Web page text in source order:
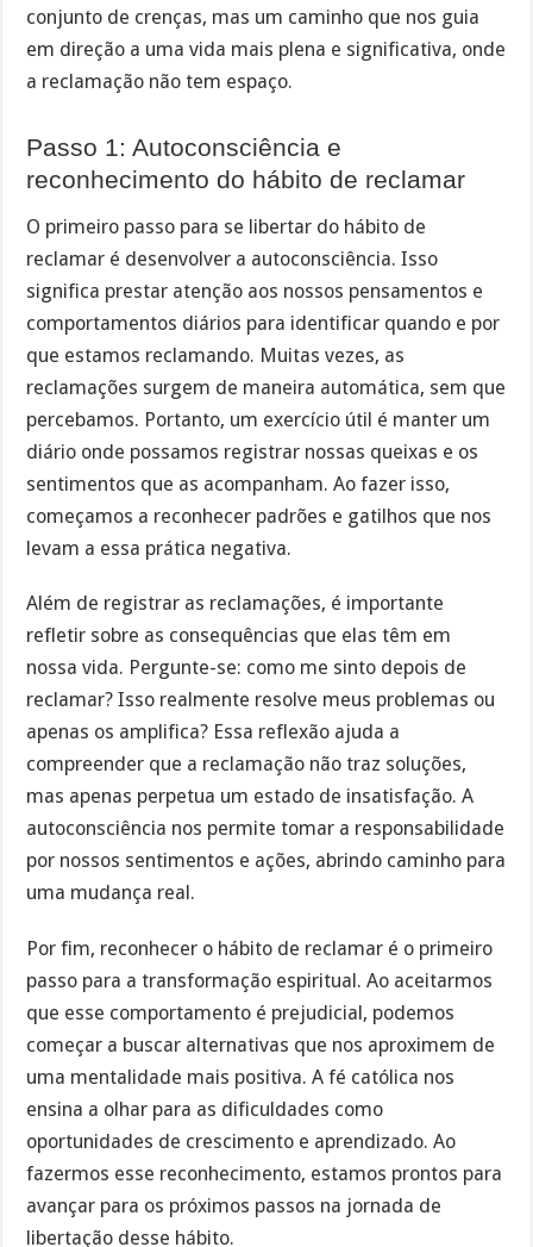
conjunto de crenças, mas um caminho que nos guia
em direção a uma vida mais plena e significativa, onde
a reclamação não tem espaço.
Passo 1: Autoconsciência e
reconhecimento do hábito de reclamar
O primeiro passo para se libertar do hábito de
reclamar é desenvolver a autoconsciência. Isso
significa prestar atenção aos nossos pensamentos e
comportamentos diários para identificar quando e por
que estamos reclamando. Muitas vezes, as
reclamações surgem de maneira automática, sem que
percebamos. Portanto, um exercício útil é manter um
diário onde possamos registrar nossas queixas e os
sentimentos que as acompanham. Ao fazer isso,
começamos a reconhecer padrões e gatilhos que nos
levam a essa prática negativa.
Além de registrar as reclamações, é importante
refletir sobre as consequências que elas têm em
nossa vida. Pergunte-se: como me sinto depois de
reclamar? Isso realmente resolve meus problemas ou
apenas os amplifica? Essa reflexão ajuda a
compreender que a reclamação não traz soluções,
mas apenas perpetua um estado de insatisfação. A
autoconsciência nos permite tomar a responsabilidade
por nossos sentimentos e ações, abrindo caminho para
uma mudança real.
Por fim, reconhecer o hábito de reclamar é o primeiro
passo para a transformação espiritual. Ao aceitarmos
que esse comportamento é prejudicial, podemos
começar a buscar alternativas que nos aproximem de
uma mentalidade mais positiva. A fé católica nos
ensina a olhar para as dificuldades como
oportunidades de crescimento e aprendizado. Ao
fazermos esse reconhecimento, estamos prontos para
avançar para os próximos passos na jornada de
libertação desse hábito.